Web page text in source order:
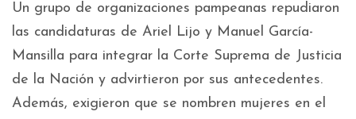
Un grupo de organizaciones pampeanas repudiaron
las candidaturas de Ariel Lijo y Manuel García-
Mansilla para integrar la Corte Suprema de Justicia
de la Nación y advirtieron por sus antecedentes.
Además, exigieron que se nombren mujeres en el